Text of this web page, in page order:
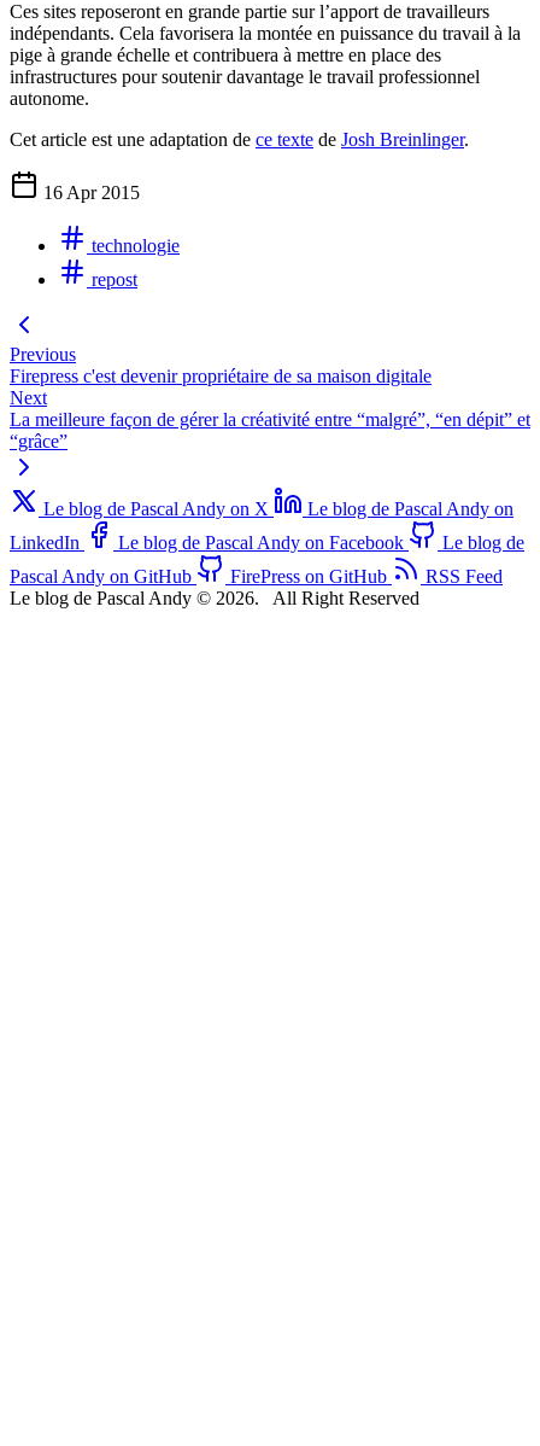
Ces sites reposeront en grande partie sur l’apport de travailleurs
indépendants. Cela favorisera la montée en puissance du travail à la
pige à grande échelle et contribuera à mettre en place des
infrastructures pour soutenir davantage le travail professionnel
autonome.
Cet article est une adaptation de ce texte de Josh Breinlinger.
16 Apr 2015
technologie
repost
Previous
Firepress c'est devenir propriétaire de sa maison digitale
Next
La meilleure façon de gérer la créativité entre “malgré”, “en dépit” et
“grâce”
Le blog de Pascal Andy on X
Le blog de Pascal Andy on
LinkedIn
Le blog de Pascal Andy on Facebook
Le blog de
Pascal Andy on GitHub
FirePress on GitHub
RSS Feed
Le blog de Pascal Andy © 2026.
All Right Reserved